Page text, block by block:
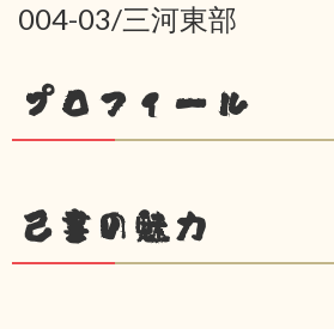
004-03/三河東部
プロフィール
己書の魅力